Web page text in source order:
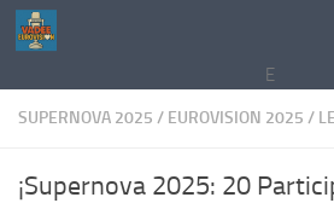
Saltar al contenido
E
SUPERNOVA 2025 / EUROVISION 2025 /
¡Supernova 2025: 20